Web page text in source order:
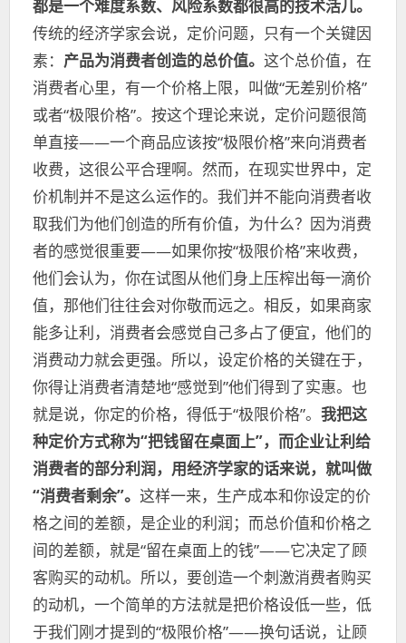
都是一个难度系数、风险系数都很高的技术活儿。
传统的经济学家会说，定价问题，只有一个关键因
素： 产品为消费者创造的总价值。 这个总价值，在
消费者心里，有一个价格上限，叫做“无差别价格”
或者“极限价格”。按这个理论来说，定价问题很简
单直接——一个商品应该按“极限价格”来向消费者
收费，这很公平合理啊。然而，在现实世界中，定
价机制并不是这么运作的。我们并不能向消费者收
取我们为他们创造的所有价值，为什么？因为消费
者的感觉很重要——如果你按“极限价格”来收费，
他们会认为，你在试图从他们身上压榨出每一滴价
值，那他们往往会对你敬而远之。相反，如果商家
能多让利，消费者会感觉自己多占了便宜，他们的
消费动力就会更强。所以，设定价格的关键在于，
你得让消费者清楚地“感觉到”他们得到了实惠。也
就是说，你定的价格，得低于“极限价格”。 我把这
种定价方式称为“把钱留在桌面上”，而企业让利给
消费者的部分利润，用经济学家的话来说，就叫做
“消费者剩余”。 这样一来，生产成本和你设定的价
格之间的差额，是企业的利润；而总价值和价格之
间的差额，就是“留在桌面上的钱”——它决定了顾
客购买的动机。所以，要创造一个刺激消费者购买
的动机，一个简单的方法就是把价格设低一些，低
于我们刚才提到的“极限价格”——换句话说，让顾